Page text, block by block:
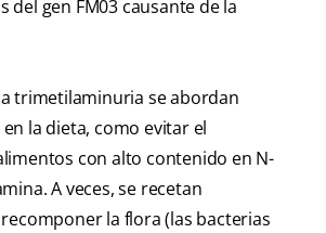
del gen FM03 causante de la
trimetilaminuria se abordan
la dieta, como evitar el
con alto contenido en N-
A veces, se recetan
la flora (las bacterias